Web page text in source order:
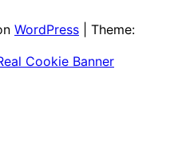
WordPress
Theme:
Cookie Banner